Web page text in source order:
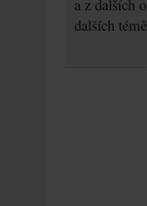
a z dalších
dalších